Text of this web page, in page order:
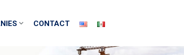
CONTACT